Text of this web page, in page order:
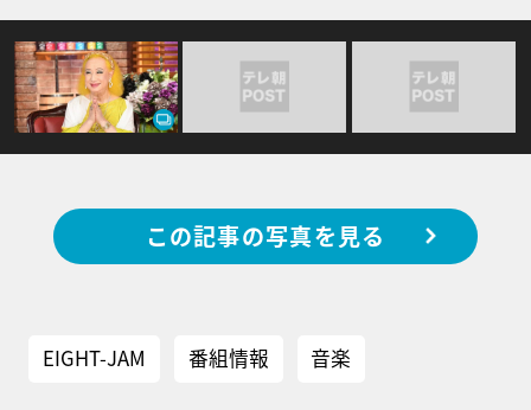
この記事の写真を見る
EIGHT-JAM 番組情報 音楽